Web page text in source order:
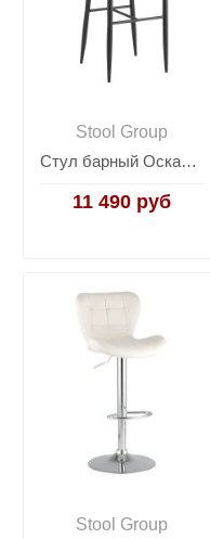
Stool Group
Стул барный Оскар велюр серый
11 490 руб
Stool Group